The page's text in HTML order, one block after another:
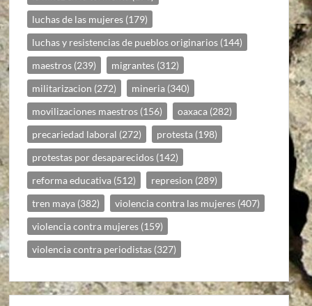
luchas de las mujeres (179)
luchas y resistencias de pueblos originarios (144)
maestros (239) migrantes (312)
militarizacion (272) mineria (340)
movilizaciones maestros (156) oaxaca (282)
precariedad laboral (272) protesta (198)
protestas por desaparecidos (142)
reforma educativa (512) represion (289)
tren maya (382) violencia contra las mujeres (407)
violencia contra mujeres (159)
violencia contra periodistas (327)